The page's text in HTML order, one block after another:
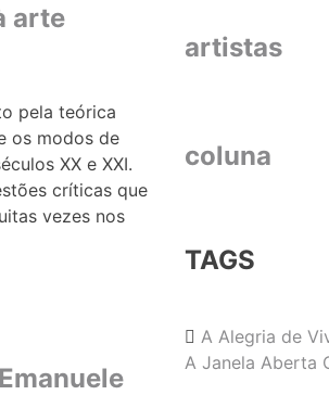
arte
pela teórica
os modos de
XX e XXI.
críticas que
vezes nos
artistas
coluna
TAGS
A Alegria de
A Janela Aberta